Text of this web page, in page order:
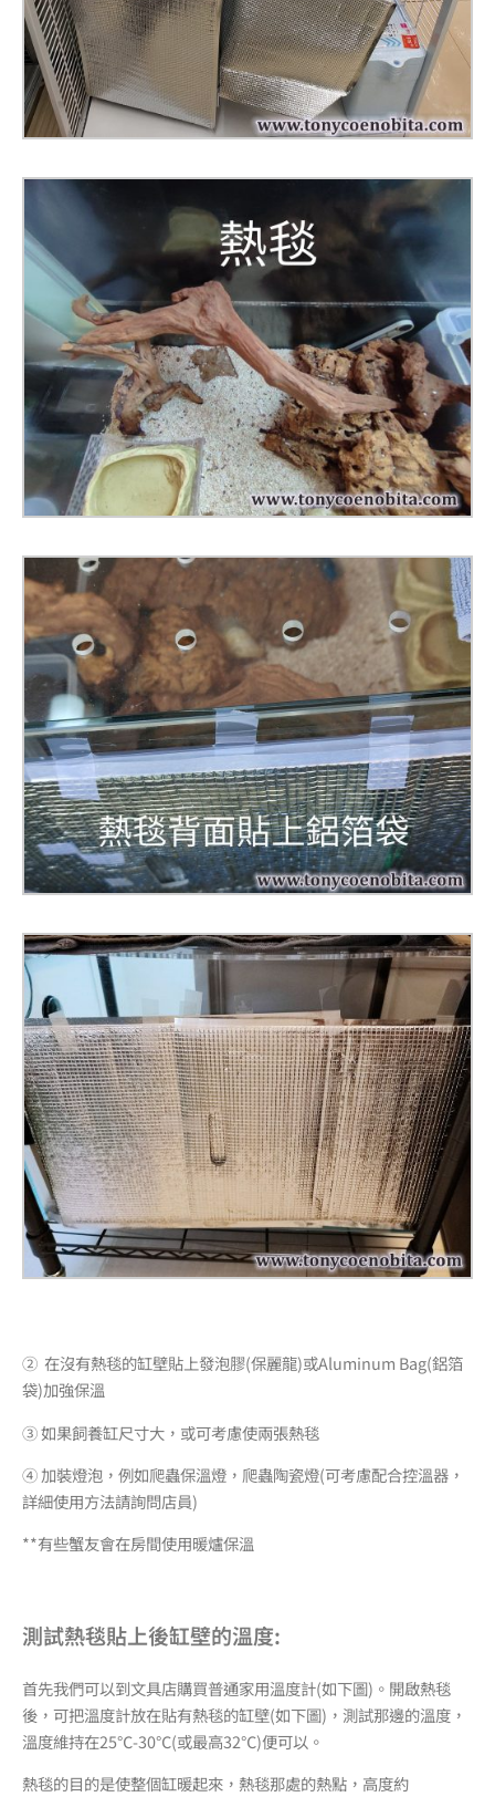
② 在沒有熱毯的缸壁貼上發泡膠(保麗龍)或Aluminum Bag(鋁箔
袋)加強保溫
③ 如果飼養缸尺寸大，或可考慮使兩張熱毯
④ 加裝燈泡，例如爬蟲保溫燈，爬蟲陶瓷燈(可考慮配合控溫器，
詳細使用方法請詢問店員)
**有些蟹友會在房間使用暖爐保溫
測試熱毯貼上後缸壁的溫度:
首先我們可以到文具店購買普通家用溫度計(如下圖)。開啟熱毯
後，可把溫度計放在貼有熱毯的缸壁(如下圖)，測試那邊的溫度，
溫度維持在25℃-30℃(或最高32℃)便可以。
熱毯的目的是使整個缸暖起來，熱毯那處的熱點，高度約